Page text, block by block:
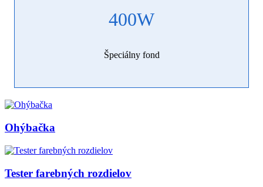
400W
Špeciálny fond
Ohýbačka
Tester farebných rozdielov